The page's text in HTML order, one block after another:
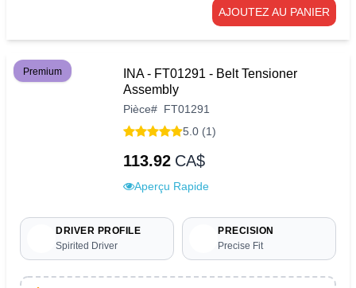
AJOUTEZ AU PANIER
Premium
INA - FT01291 - Belt Tensioner
Assembly
Pièce# FT01291
5.0 (1)
113.92 CA$
Aperçu Rapide
DRIVER PROFILE
Spirited Driver
PRECISION
Precise Fit